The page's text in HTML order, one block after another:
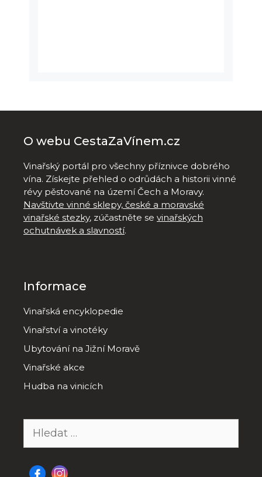
O webu CestaZaVínem.cz
Vinařský portál pro všechny příznivce dobrého
vína. Získejte přehled o odrůdách a historii vinné
révy pěstované na území Čech a Moravy.
Navštivte vinné sklepy, české a moravské
vinařské stezky, zúčastněte se vinařských
ochutnávek a slavností.
Informace
Vinařská encyklopedie
Vinařství a vinotéky
Ubytování na Jižní Moravě
Vinařské akce
Hudba na vinicích